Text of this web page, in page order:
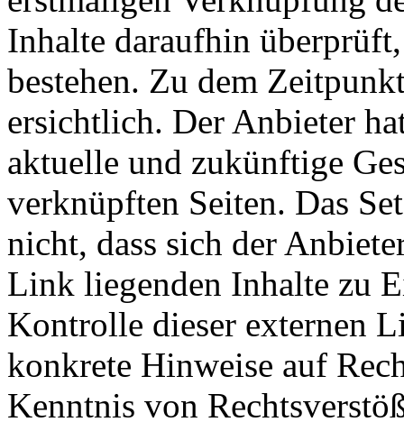
Inhalte daraufhin
bestehen. Zu dem
ersichtlich. Der Anbieter
aktuelle und zukünftige
verknüpften Seiten. Das
nicht, dass sich der
Link liegenden Inhalte zu
Kontrolle dieser externen
konkrete Hinweise auf
Kenntnis von